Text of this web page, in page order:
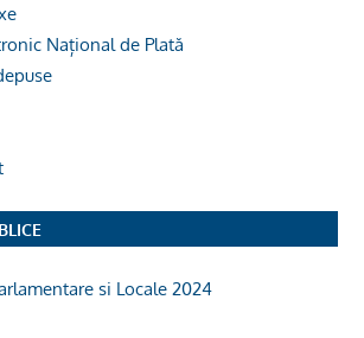
Național de Plată
si Locale 2024